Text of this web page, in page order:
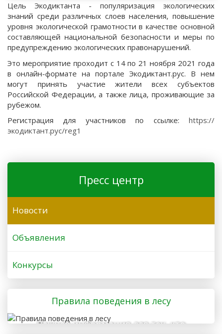
Цель Экодиктанта - популяризация экологических
знаний среди различных слоев населения, повышение
уровня экологической грамотности в качестве основной
составляющей национальной безопасности и меры по
предупреждению экологических правонарушений.
Это мероприятие проходит с 14 по 21 ноября 2021 года
в онлайн-формате на портале Экодиктант.рус. В нем
могут принять участие жители всех субъектов
Российской Федерации, а также лица, проживающие за
рубежом.
Регистрация для участников по ссылке: https://
экодиктант.рус/reg1
Пресс центр
Новости
Объявления
Конкурсы
Правила поведения в лесу
Важная информация для тех, кто